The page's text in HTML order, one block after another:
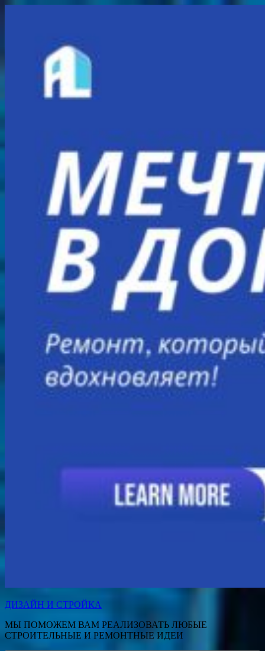
ДИЗАЙН И СТРОЙКА
МЫ ПОМОЖЕМ ВАМ РЕАЛИЗОВАТЬ ЛЮБЫЕ
СТРОИТЕЛЬНЫЕ И РЕМОНТНЫЕ ИДЕИ